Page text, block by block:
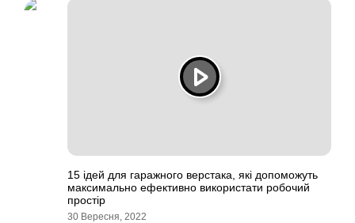
15 ідей для гаражного верстака, які допоможуть
максимально ефективно використати робочий
простір
30 Вересня, 2022